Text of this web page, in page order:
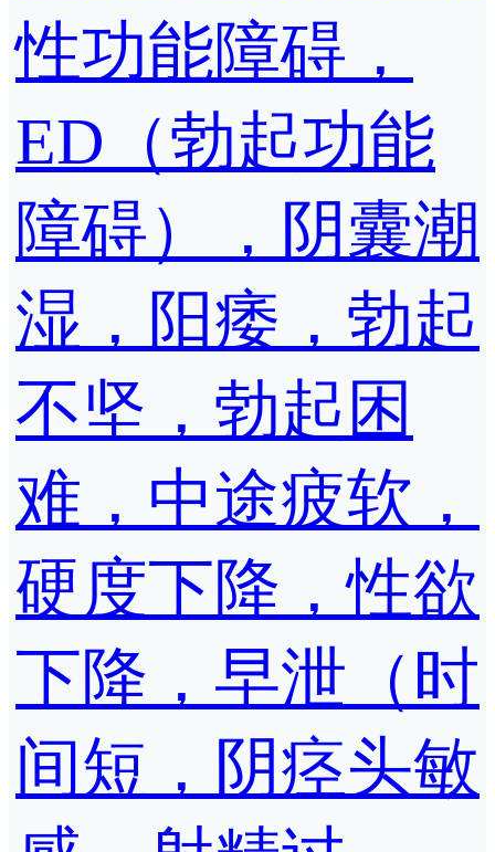
性功能障碍，
ED（勃起功能
障碍），阴囊潮
湿，阳痿，勃起
不坚，勃起困
难，中途疲软，
硬度下降，性欲
下降，早泄（时
间短，阴痉头敏